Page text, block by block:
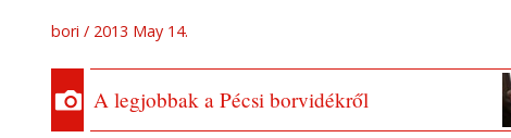
bori 2013 May 14.
A legjobbak a Pécsi borvidékről